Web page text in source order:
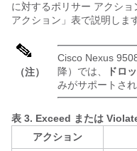
に対するポリサー アクシ
アクション」表で説明しま
（注）
Cisco Nexus
降）では、
ドロ
みがサポートされ
表 3. Exceed または
アクション